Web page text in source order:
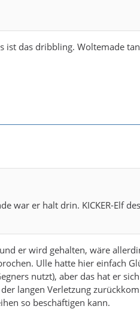
ist das dribbling. Woltemade
war er halt drin. KICKER-Elf
er wird gehalten, wäre
Ulle hatte hier einfach
nutzt), aber das hat er sich
langen Verletzung
so beschäftigen kann.